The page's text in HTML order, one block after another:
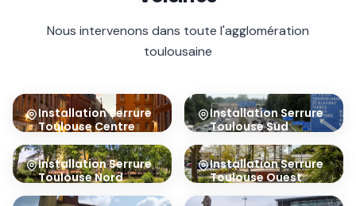
Nous intervenons dans toute l'agglomération
toulousaine
Installation Serrure
Toulouse Centre
31000
Installation Serrure
Toulouse Sud
31100
Installation Serrure
Toulouse Nord
31200
Installation Serrure
Toulouse Ouest
31300